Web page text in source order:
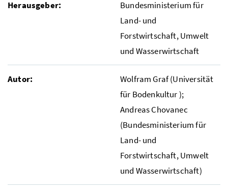
Herausgeber:
Bundesministerium für
Land- und
Forstwirtschaft, Umwelt
und Wasserwirtschaft
Autor:
Wolfram Graf (Universität
für Bodenkultur );
Andreas Chovanec
(Bundesministerium für
Land- und
Forstwirtschaft, Umwelt
und Wasserwirtschaft)